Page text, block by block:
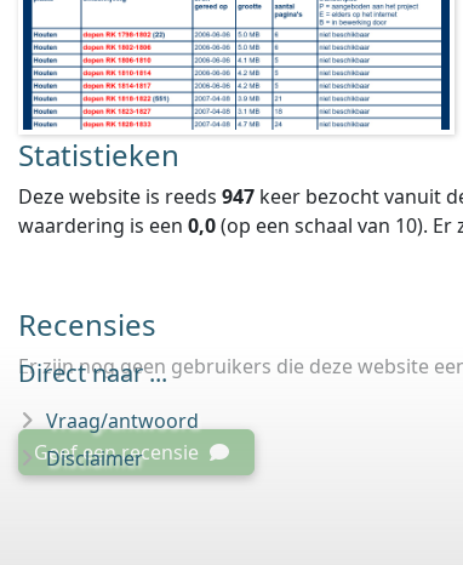
Statistieken
Deze website is reeds 947 keer bezocht vanuit
waardering is een 0,0(op een schaal van 10). Er
Recensies
Er zijn nog geen gebruikers die deze website
Geef een recensie
Direct naar ...
Vraag/antwoord
Disclaimer